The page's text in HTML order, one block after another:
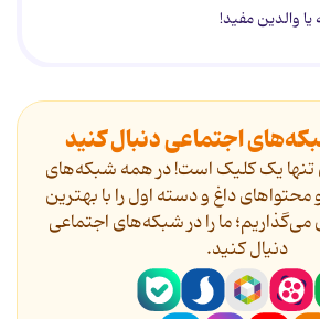
والدین مفید!
اجتماعی دنبال کنید
تنها یک کلیک است! در همه شبکه‌های
داغ و دسته اول را با بهترین
می‌گذاریم؛ ما را در شبکه‌های اجتماعی
دنیال کنید.